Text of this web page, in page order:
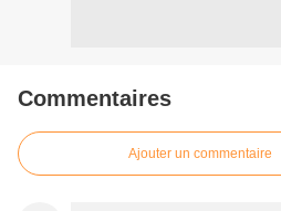
Commentaires
Ajouter un commentaire